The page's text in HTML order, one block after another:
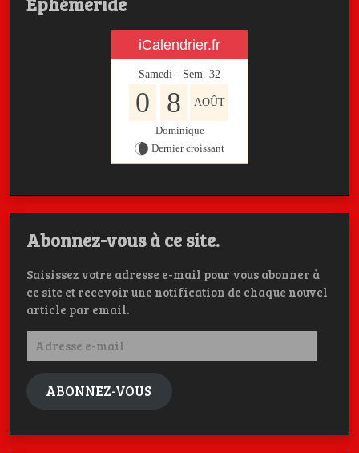
iCalendrier.fr
Samedi - Sem. 32
0 8 AOÛT
Dominique
Dernier croissant
Abonnez-vous à ce site.
Saisissez votre adresse e-mail pour vous abonner à
ce site et recevoir une notification de chaque nouvel
article par email.
Adresse
mail
ABONNEZ-VOUS